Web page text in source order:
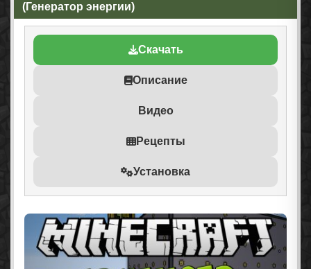
(Генератор энергии)
Скачать
Описание
Видео
Рецепты
Установка